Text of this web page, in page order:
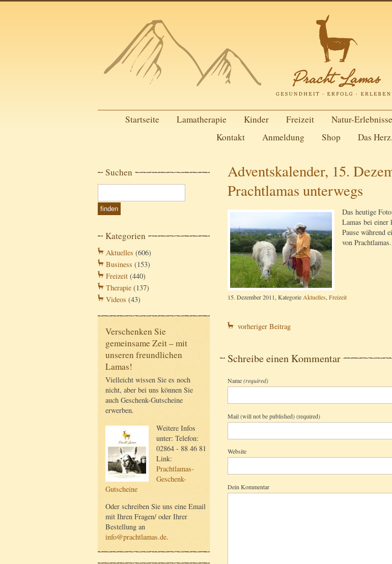
Startseite Lamatherapie Kinder Freizeit Natur-Erlebnisse
Kontakt
Anmeldung Shop Das
Suchen
Kategorien
Aktuelles (606)
Business (153)
Freizeit (440)
Therapie (137)
Videos (43)
Verschenken Sie
gemeinsame Zeit – mit
unseren freundlichen
Lamas!
Vielleicht wissen Sie es noch
nicht, aber bei uns können Sie
auch Geschenk-Gutscheine
erwerben.
Weitere Infos
unter: Telefon:
02864 - 88 46 81
Link:
Prachtlamas-
Geschenk-
Gutscheine
Oder schreiben Sie uns eine Email
mit Ihren Fragen/ oder Ihrer
Bestellung an
info@prachtlamas.de.
Adventskalender, 15.
Prachtlamas unterwegs
Das heutige
Lamas bei einer
Pause während
von Prachtlamas.
15. Dezember 2011, KategorieAktuelles,Freizeit
vorheriger Beitrag
Schreibe einen Kommentar
Name(required)
Mail (will not be published) (required)
Website
Dein Kommentar